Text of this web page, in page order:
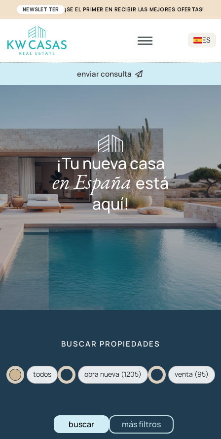
NEWSLETTER ¡SE EL PRIMER EN RECIBIR LAS MEJORES OFERTAS!
ES
enviar consulta
¡Tu nueva casa
en Españaestá
aquí!
BUSCAR PROPIEDADES
rynek ES
todos obra nueva (1205) venta (95)
buscar más filtros